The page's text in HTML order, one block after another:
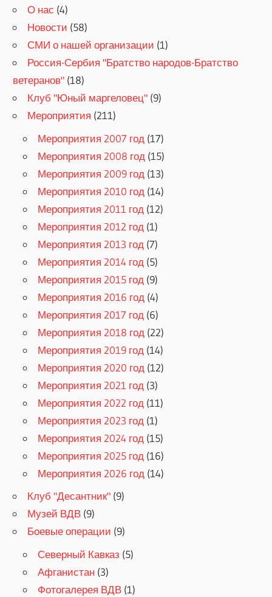
О нас (4)
Новости (58)
СМИ о нашей организации (1)
Россия-Сербия "Братство народов-Братство
ветеранов" (18)
Клуб "Юный маргеловец" (9)
Мероприятия (211)
Мероприятия 2007 год (17)
Мероприятия 2008 год (15)
Мероприятия 2009 год (13)
Мероприятия 2010 год (14)
Мероприятия 2011 год (12)
Мероприятия 2012 год (1)
Мероприятия 2013 год (7)
Мероприятия 2014 год (5)
Мероприятия 2015 год (9)
Мероприятия 2016 год (4)
Мероприятия 2017 год (6)
Мероприятия 2018 год (22)
Мероприятия 2019 год (14)
Мероприятия 2020 год (12)
Мероприятия 2021 год (3)
Мероприятия 2022 год (11)
Мероприятия 2023 год (1)
Мероприятия 2024 год (15)
Мероприятия 2025 год (16)
Мероприятия 2026 год (14)
Клуб "Десантник" (9)
Музей ВДВ (9)
Боевые операции (9)
Северный Кавказ (5)
Афганистан (3)
Фотогалерея ВДВ (1)